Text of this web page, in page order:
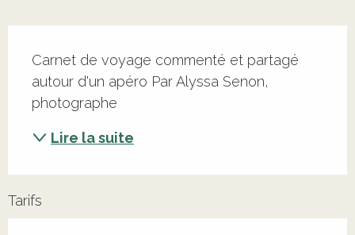
Carnet de voyage commenté et partagé
autour d'un apéro Par Alyssa Senon,
photographe
Lire la suite
Tarifs